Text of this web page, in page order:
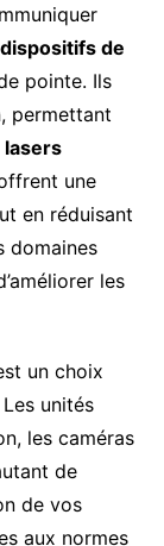
dispositifs de
pointe. Ils
permettant
lasers
une
en réduisant
domaines
les
un choix
unités
les caméras
de
de vos
aux normes